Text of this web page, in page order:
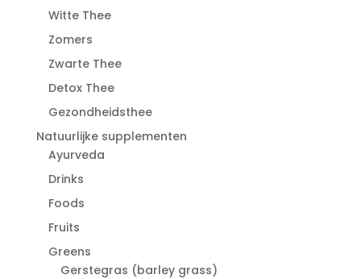
Witte Thee
Zomers
Zwarte Thee
Detox Thee
Gezondheidsthee
Natuurlijke supplementen
Ayurveda
Drinks
Foods
Fruits
Greens
Gerstegras (barley grass)